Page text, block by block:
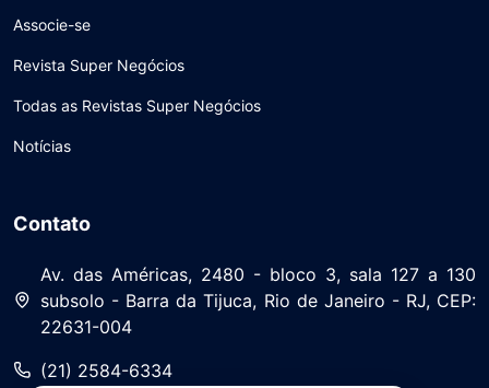
Associe-se
Revista Super Negócios
Todas as Revistas Super Negócios
Notícias
Contato
Av. das Américas, 2480 - bloco 3, sala 127 a 130
subsolo - Barra da Tijuca, Rio de Janeiro - RJ, CEP:
22631-004
(21) 2584-6334